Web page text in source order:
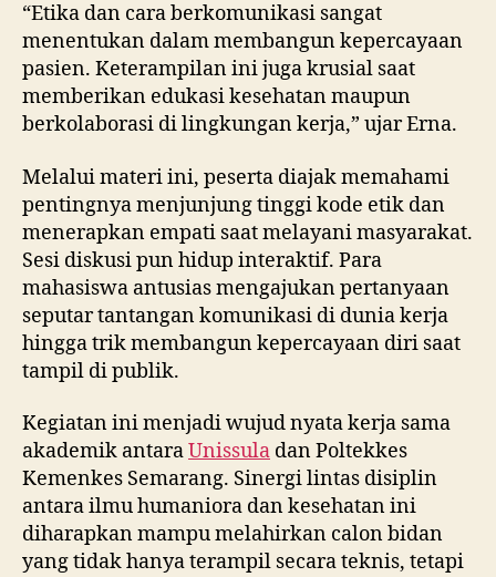
“Etika dan cara berkomunikasi sangat
menentukan dalam membangun kepercayaan
pasien. Keterampilan ini juga krusial saat
memberikan edukasi kesehatan maupun
berkolaborasi di lingkungan kerja,” ujar Erna.
Melalui materi ini, peserta diajak memahami
pentingnya menjunjung tinggi kode etik dan
menerapkan empati saat melayani masyarakat.
Sesi diskusi pun hidup interaktif. Para
mahasiswa antusias mengajukan pertanyaan
seputar tantangan komunikasi di dunia kerja
hingga trik membangun kepercayaan diri saat
tampil di publik.
Kegiatan ini menjadi wujud nyata kerja sama
akademik antaraUnissula dan Poltekkes
Kemenkes Semarang. Sinergi lintas disiplin
antara ilmu humaniora dan kesehatan ini
diharapkan mampu melahirkan calon bidan
yang tidak hanya terampil secara teknis, tetapi